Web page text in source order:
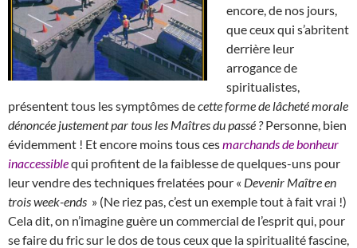
encore, de nos jours,
que ceux qui s’abritent
derrière leur
arrogance de
spiritualistes,
présentent tous les symptômes decette forme de lâcheté morale
dénoncée justement par tous les Maîtres du passé ?Personne, bien
évidemment ! Et encore moins tous cesmarchands de bonheur
inaccessiblequi profitent de la faiblesse de quelques-uns pour
leur vendre des techniques frelatées pour « Devenir Maître en
trois week-ends » (Ne riez pas, c’est un exemple tout à fait vrai !)
Cela dit, on n’imagine guère un commercial de l’esprit qui, pour
se faire du fric sur le dos de tous ceux que la spiritualité fascine,